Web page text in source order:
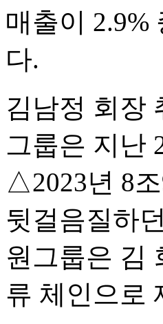
매출이 2.9%
다.
김남정 회장
그룹은 지난
△2023년 8
뒷걸음질하
원그룹은 김
류 체인으로